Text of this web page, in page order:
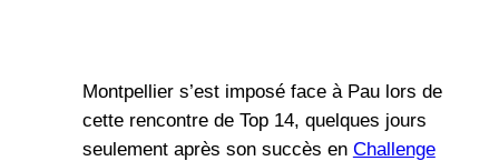
Montpellier s’est imposé face à Pau lors de
cette rencontre de Top 14, quelques jours
seulement après son succès en Challenge